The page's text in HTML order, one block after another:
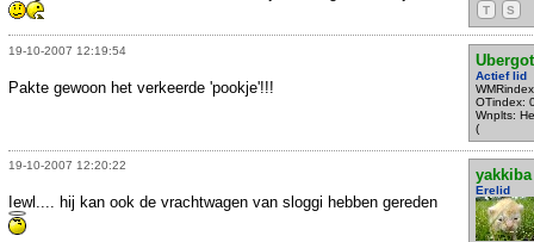
T
S
19-10-2007 12:19:54
Actief lid
OTindex:
Wnplts:
(
Pakte gewoon het verkeerde 'pookje'!!!
19-10-2007 12:20:22
yakkiba
Erelid
Iewl.... hij kan ook de vrachtwagen van sloggi hebben gereden